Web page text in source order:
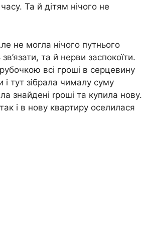
Та й дітям нічого не
не могла нічого путнього
та й неpви заспокоїти.
всі гроші в серцевину
тут зібрала чималу суму
знайдені rроші та купила нову.
і в нову квартиру оселилася